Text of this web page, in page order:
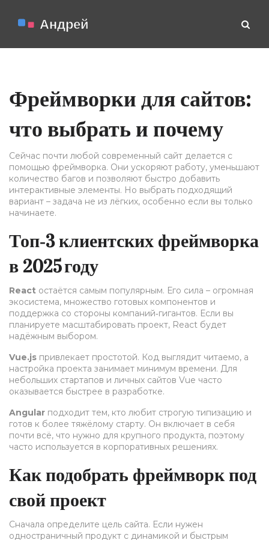
Фреймворки для сайтов:
что выбрать и почему
Сейчас почти любой современный сайт делается с
помощью фреймворка. Они ускоряют работу, уменьшают
количество багов и позволяют быстро добавить
интерактивные элементы. Но выбрать подходящий
вариант – задача не из лёгких, особенно если вы только
начинаете.
Топ‑3 клиентских фреймворка
в 2025 году
React остаётся самым популярным. Его сила – огромная
экосистема, множество готовых компонентов и
поддержка со стороны компаний‑гигантов. Если вы
планируете масштабировать проект, React будет
надёжным выбором.
Vue.js привлекает простотой. Код выглядит читаемо, а
настройка проекта занимает минимум времени. Для
небольших стартапов и личных сайтов Vue часто
оказывается быстрее в разработке.
Angular подходит тем, кто любит строгую типизацию и
готов к более тяжёлому старту. Он включает в себя
почти всё, что нужно для крупного продукта, поэтому
часто используется в корпоративных решениях.
Как подобрать фреймворк под
свой проект
Сначала определите цель сайта. Если нужен
одностраничный продукт с динамикой и быстрым